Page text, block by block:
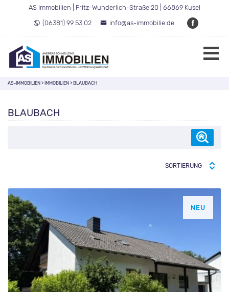
AS Immobilien | Fritz-Wunderlich-Straße 20 | 66869 Kusel
(06381) 99 53 02
info@as-immobilie.de
AS-IMMOBILIEN > IMMOBILIEN > BLAUBACH
BLAUBACH
SORTIERUNG
NEU